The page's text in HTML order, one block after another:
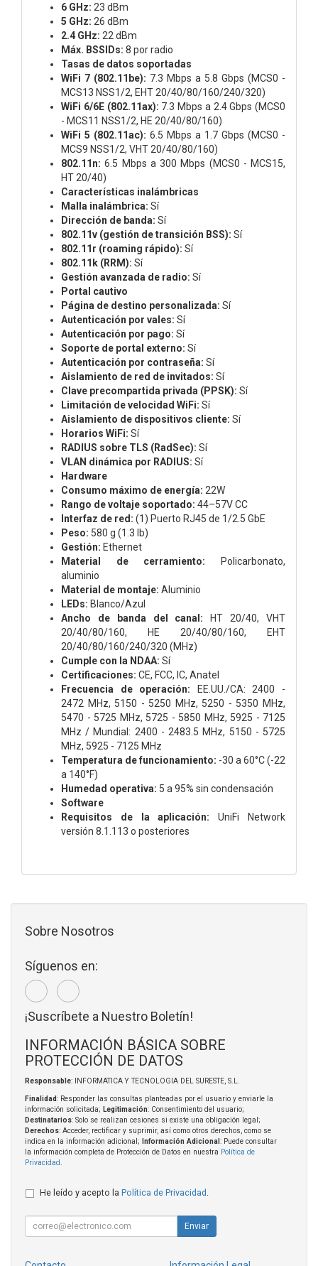
6 GHz: 23 dBm
5 GHz: 26 dBm
2.4 GHz: 22 dBm
Máx. BSSIDs: 8 por radio
Tasas de datos soportadas
WiFi 7 (802.11be): 7.3 Mbps a 5.8 Gbps (MCS0 -
MCS13 NSS1/2, EHT 20/40/80/160/240/320)
WiFi 6/6E (802.11ax): 7.3 Mbps a 2.4 Gbps (MCS0
- MCS11 NSS1/2, HE 20/40/80/160)
WiFi 5 (802.11ac): 6.5 Mbps a 1.7 Gbps (MCS0 -
MCS9 NSS1/2, VHT 20/40/80/160)
802.11n: 6.5 Mbps a 300 Mbps (MCS0 - MCS15,
HT 20/40)
Características inalámbricas
Malla inalámbrica: Sí
Dirección de banda: Sí
802.11v (gestión de transición BSS): Sí
802.11r (roaming rápido): Sí
802.11k (RRM): Sí
Gestión avanzada de radio: Sí
Portal cautivo
Página de destino personalizada: Sí
Autenticación por vales: Sí
Autenticación por pago: Sí
Soporte de portal externo: Sí
Autenticación por contraseña: Sí
Aislamiento de red de invitados: Sí
Clave precompartida privada (PPSK): Sí
Limitación de velocidad WiFi: Sí
Aislamiento de dispositivos cliente: Sí
Horarios WiFi: Sí
RADIUS sobre TLS (RadSec): Sí
VLAN dinámica por RADIUS: Sí
Hardware
Consumo máximo de energía: 22W
Rango de voltaje soportado: 44–57V CC
Interfaz de red: (1) Puerto RJ45 de 1/2.5 GbE
Peso: 580 g (1.3 lb)
Gestión: Ethernet
Material de cerramiento: Policarbonato,
aluminio
Material de montaje: Aluminio
LEDs: Blanco/Azul
Ancho de banda del canal: HT 20/40, VHT
20/40/80/160, HE 20/40/80/160, EHT
20/40/80/160/240/320 (MHz)
Cumple con la NDAA: Sí
Certificaciones: CE, FCC, IC, Anatel
Frecuencia de operación: EE.UU./CA: 2400 -
2472 MHz, 5150 - 5250 MHz, 5250 - 5350 MHz,
5470 - 5725 MHz, 5725 - 5850 MHz, 5925 - 7125
MHz / Mundial: 2400 - 2483.5 MHz, 5150 - 5725
MHz, 5925 - 7125 MHz
Temperatura de funcionamiento: -30 a 60°C (-22
a 140°F)
Humedad operativa: 5 a 95% sin condensación
Software
Requisitos de la aplicación: UniFi Network
versión 8.1.113 o posteriores
Sobre Nosotros
Síguenos en:
¡Suscríbete a Nuestro Boletín!
INFORMACIÓN BÁSICA SOBRE
PROTECCIÓN DE DATOS
Responsable: INFORMATICA Y TECNOLOGIA DEL SURESTE, S.L.
Finalidad: Responder las consultas planteadas por el usuario y enviarle la
información solicitada; Legitimación: Consentimiento del usuario;
Destinatarios: Solo se realizan cesiones si existe una obligación legal;
Derechos: Acceder, rectificar y suprimir, así como otros derechos, como se
indica en la información adicional;
Información Adicional : Puede consultar
la información completa de Protección de Datos en nuestra Política de
Privacidad
He leído y acepto la Política de Privacidad
Enviar